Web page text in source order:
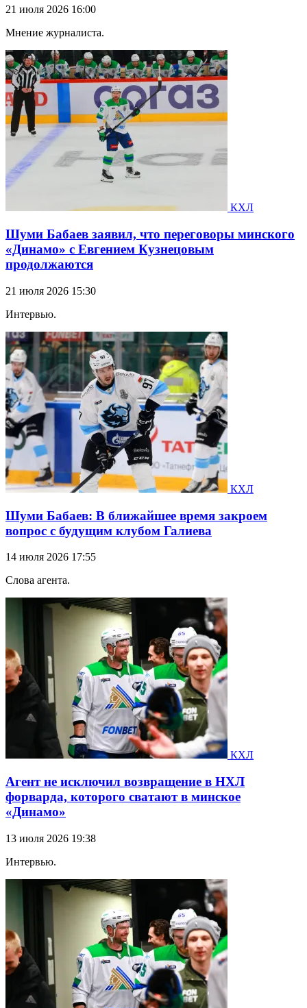
21 июля 2026 16:00
Мнение журналиста.
КХЛ
Шуми Бабаев заявил, что переговоры минского
«Динамо» с Евгением Кузнецовым
продолжаются
21 июля 2026 15:30
Интервью.
КХЛ
Шуми Бабаев: В ближайшее время закроем
вопрос с будущим клубом Галиева
14 июля 2026 17:55
Слова агента.
КХЛ
Агент не исключил возвращение в НХЛ
форварда, которого сватают в минское
«Динамо»
13 июля 2026 19:38
Интервью.